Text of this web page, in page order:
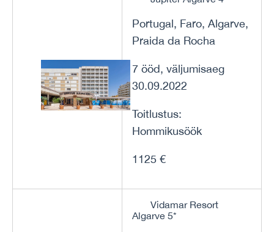
Portugal, Faro, Algarve,
Praida da Rocha
7 ööd, väljumisaeg
30.09.2022
Toitlustus:
Hommikusöök
1125 €
Vidamar Resort
Algarve 5*